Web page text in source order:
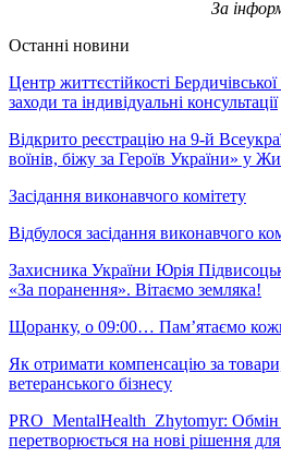
За
Останні новини
Центр життєстійкості
заходи та індивідуальні консультації
Відкрито реєстрацію на 9-й
воїнів, біжу за Героїв України» у
Засідання виконавчого комітету
Відбулося засідання виконавчого
Захисника України Юрія
«За поранення». Вітаємо земляка!
Щоранку, о 09:00… Пам’ятаємо
Як отримати компенсацію за
ветеранського бізнесу
PRO_MentalHealth_Zhytomyr: Обмін
перетворюється на нові рішення